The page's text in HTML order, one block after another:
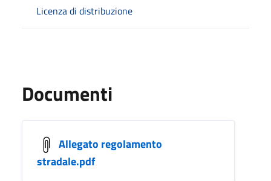
Licenza di distribuzione
Documenti
Allegato regolamento
stradale.pdf